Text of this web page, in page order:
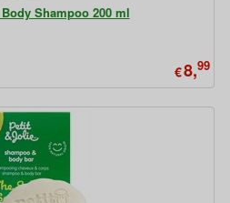
Shampoo 200 ml
€8,99